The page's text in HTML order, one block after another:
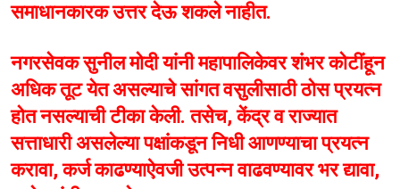
समाधानकारक उत्तर देऊ शकले नाहीत.
नगरसेवक सुनील मोदी यांनी महापालिकेवर शंभर कोटींहून
अधिक तूट येत असल्याचे सांगत वसुलीसाठी ठोस प्रयत्न
होत नसल्याची टीका केली. तसेच, केंद्र व राज्यात
सत्ताधारी असलेल्या पक्षांकडून निधी आणण्याचा प्रयत्न
करावा, कर्ज काढण्याऐवजी उत्पन्न वाढवण्यावर भर द्यावा,